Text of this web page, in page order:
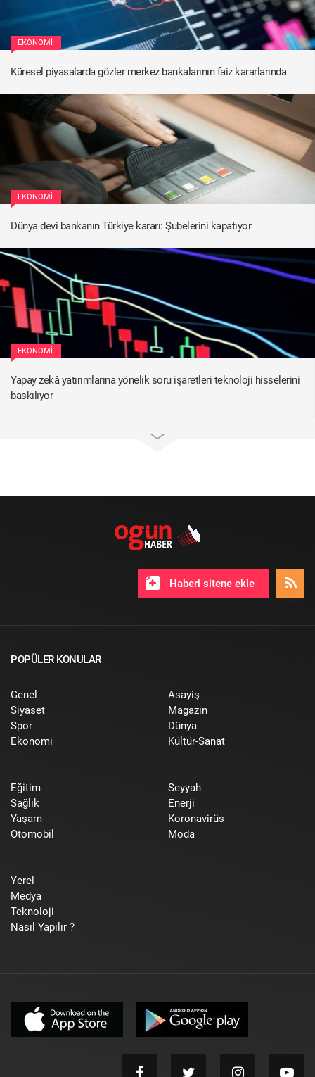
EKONOMI
Küresel piyasalarda gözler merkez bankalarının faiz kararlarında
EKONOMI
Dünya devi bankanın Türkiye kararı: Şubelerini kapatıyor
EKONOMI
Yapay zekâ yatırımlarına yönelik soru işaretleri teknoloji hisselerini
baskılıyor
Haberi sitene ekle
POPÜLER KONULAR
Genel
Siyaset
Spor
Ekonomi
Asayiş
Magazin
Dünya
Kültür-Sanat
Eğitim
Sağlık
Yaşam
Otomobil
Seyyah
Enerji
Koronavirüs
Moda
Yerel
Medya
Teknoloji
Nasıl Yapılır ?